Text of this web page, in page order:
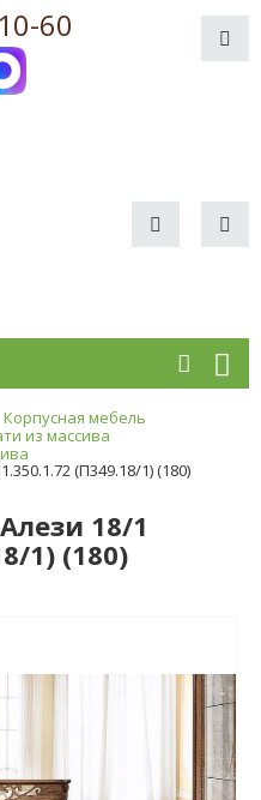
60
Корпусная мебель
из массива
(П349.18/1) (180)
18/1
1) (180)